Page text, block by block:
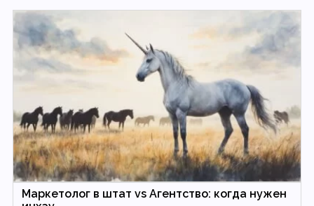
Маркетолог в штат vs Агентство: когда нужен